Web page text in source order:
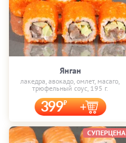
Янган
лакедра, авокадо, омлет, масаго,
трюфельный соус, 195 г.
399
СУПЕРЦЕНА